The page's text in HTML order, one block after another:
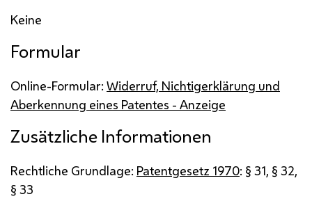
Keine
Formular
Online-Formular: Widerruf, Nichtigerklärung und
Aberkennung eines Patentes - Anzeige
Zusätzliche Informationen
Rechtliche Grundlage: Patentgesetz 1970: § 31, § 32,
§ 33